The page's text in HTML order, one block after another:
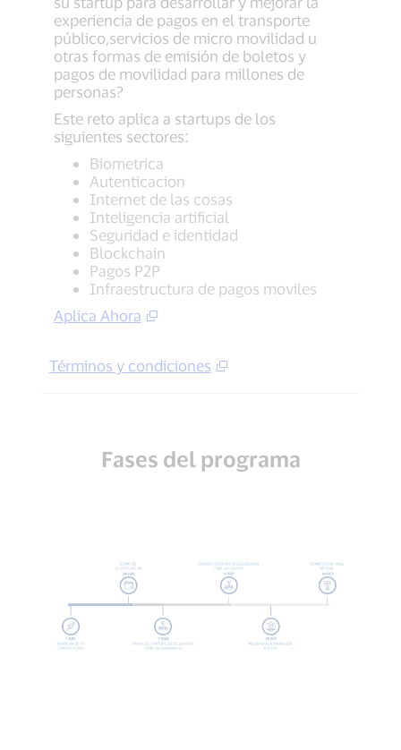
experiencia de pagos en el transporte
público,servicios de micro movilidad u
otras formas de emisión de boletos y
pagos de movilidad para millones de
personas?
Este reto aplica a startups de los
siguientes sectores:
Biometrica
Autenticacion
Internet de las cosas
Inteligencia artificial
Seguridad e identidad
Blockchain
Pagos P2P
Infraestructura de pagos moviles
Aplica Ahora
Términos y condiciones
Fases del programa